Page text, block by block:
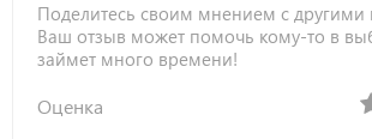
Поделитесь своим мнением с другими
Ваш отзыв может помочь кому-то в
займет много времени!
Оценка